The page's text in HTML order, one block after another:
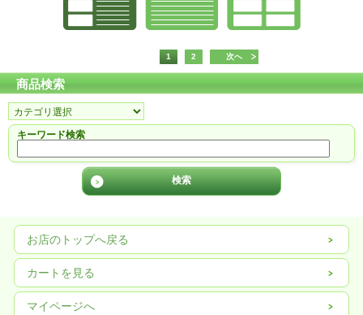
1 2 次へ
商品検索
キーワード検索
お店のトップへ戻る
カートを見る
マイページへ